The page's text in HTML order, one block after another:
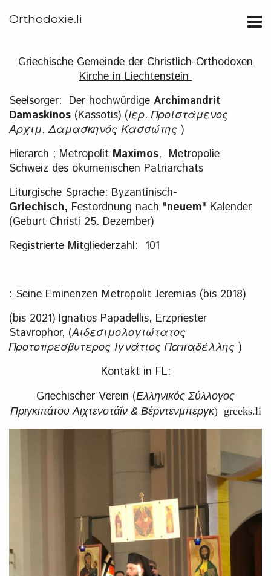
Orthodoxie.li
Griechische Gemeinde der Christlich-Orthodoxen
Kirche in Liechtenstein
Seelsorger: Der hochwürdige Archimandrit
Damaskinos (Kassotis) (Ιερ. Προίστάμενος
Αρχιμ. Δαμασκηνός Κασσώτης )
Hierarch ; Metropolit Maximos, Metropolie
Schweiz des ökumenischen Patriarchats
Liturgische Sprache: Byzantinisch-
Griechisch, Festordnung nach "neuem" Kalender
(Geburt Christi 25. Dezember)
Registrierte Mitgliederzahl: 101
: Seine Eminenzen Metropolit Jeremias (bis 2018)
(bis 2021) Ignatios Papadellis, Erzpriester
Stavrophor, (Αιδεσιμολογιώτατος
Προτοπρεσβυτερος Ιγνάτιος Παπαδέλλης )
Kontakt in FL:
Griechischer Verein (Ελληνικός Σύλλογος
Πριγκιπάτου Λιχτενστάΐν & Βέρντενμπεργκ) greeks.li